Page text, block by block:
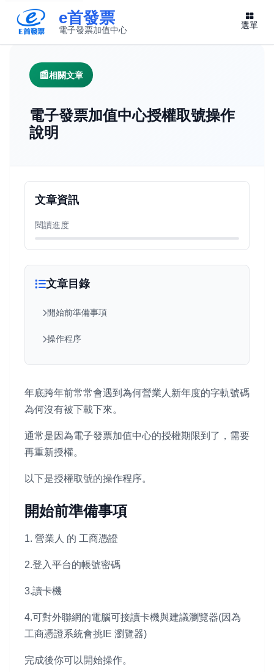
e首發票
電子發票加值中心 選單
相關文章
電子發票加值中心授權取號操作
說明
文章目錄
開始前準備事項
操作程序
年底跨年前常常會遇到為何營業人新年度的字軌號碼
為何沒有被下載下來。
通常是因為電子發票加值中心的授權期限到了，需要
再重新授權。
以下是授權取號的操作程序。
開始前準備事項
1. 營業人 的 工商憑證
2.登入平台的帳號密碼
3.讀卡機
4.可對外聯網的電腦可接讀卡機與建議瀏覽器(因為
工商憑證系統會挑IE 瀏覽器)
完成後你可以開始操作。
文章資訊
閱讀進度